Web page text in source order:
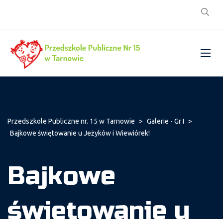
Przedszkole Publiczne nr. 15 w Tarnowie > Galerie - Gr I >
Bajkowe świętowanie u Jeżyków i Wiewiórek!
Bajkowe
świętowanie u